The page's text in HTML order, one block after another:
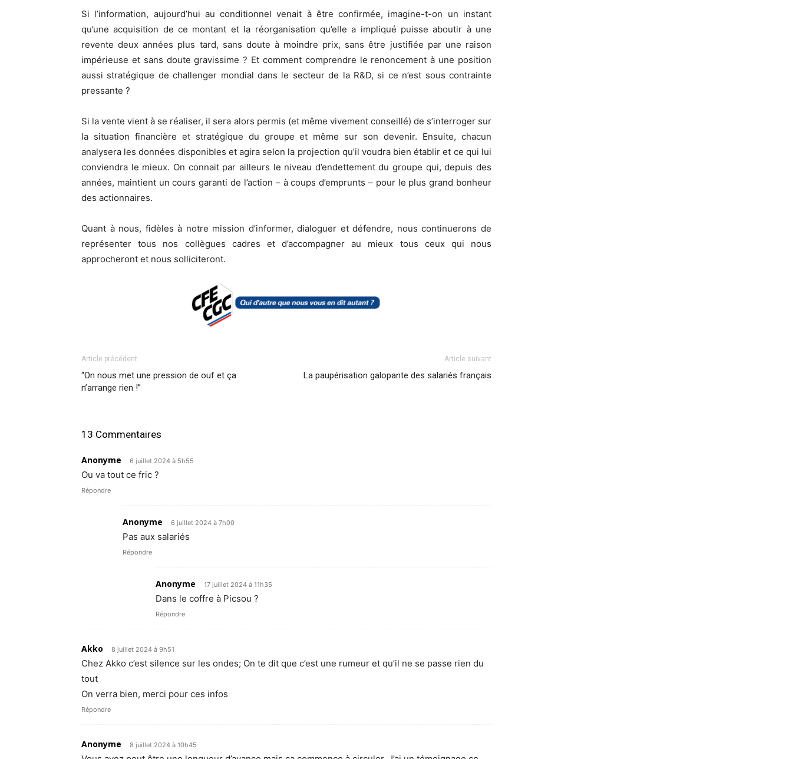
Si l’information, aujourd’hui au conditionnel venait à être confirmée, imagine-t-on un instant
qu’une acquisition de ce montant et la réorganisation qu’elle a impliqué puisse aboutir à une
revente deux années plus tard, sans doute à moindre prix, sans être justifiée par une raison
impérieuse et sans doute gravissime ? Et comment comprendre le renoncement à une position
aussi stratégique de challenger mondial dans le secteur de la R&D, si ce n’est sous contrainte
pressante ?
Si la vente vient à se réaliser, il sera alors permis (et même vivement conseillé) de s’interroger sur
la situation financière et stratégique du groupe et même sur son devenir. Ensuite, chacun
analysera les données disponibles et agira selon la projection qu’il voudra bien établir et ce qui lui
conviendra le mieux. On connait par ailleurs le niveau d’endettement du groupe qui, depuis des
années, maintient un cours garanti de l’action – à coups d’emprunts – pour le plus grand bonheur
des actionnaires.
Quant à nous, fidèles à notre mission d’informer, dialoguer et défendre, nous continuerons de
représenter tous nos collègues cadres et d’accompagner au mieux tous ceux qui nous
approcheront et nous solliciteront.
Article précédent
“On nous met une pression de ouf et ça
n’arrange rien !”
Article suivant
La paupérisation galopante des salariés français
13 Commentaires
Anonyme 6 juillet 2024 à 5h55
Ou va tout ce fric ?
Répondre
Anonyme 6 juillet 2024 à 7h00
Pas aux salariés
Répondre
Anonyme 17 juillet 2024 à 11h35
Dans le coffre à Picsou ?
Répondre
Akko 8 juillet 2024 à 9h51
Chez Akko c’est silence sur les ondes; On te dit que c’est une rumeur et qu’il ne se passe rien du
tout
On verra bien, merci pour ces infos
Répondre
Anonyme 8 juillet 2024 à 10h45